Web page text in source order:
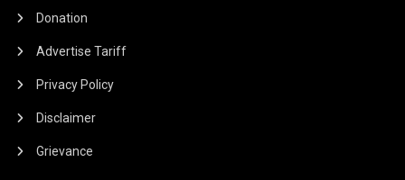
Donation
Advertise Tariff
Privacy Policy
Disclaimer
Grievance